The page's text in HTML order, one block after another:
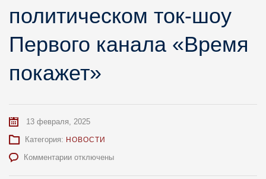
политическом ток-шоу
Первого канала «Время
покажет»
13 февраля, 2025
Категория: НОВОСТИ
Комментариикотключены